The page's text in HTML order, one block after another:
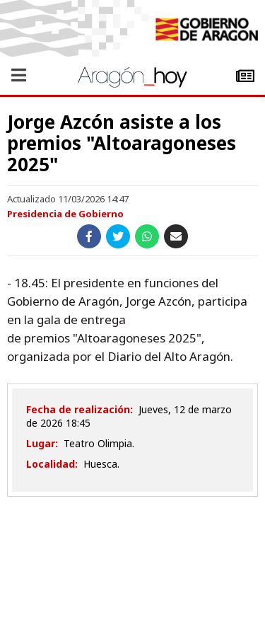
Jorge Azcón asiste a los
premios "Altoaragoneses
2025"
Actualizado 11/03/2026 14:47
Presidencia de Gobierno
- 18.45: El presidente en funciones del
Gobierno de Aragón, Jorge Azcón, participa
en la gala de entrega
de premios "Altoaragoneses 2025",
organizada por el Diario del Alto Aragón.
Fecha de realización: jueves, 12 de marzo
de 2026 18:45
Lugar: Teatro Olimpia.
Localidad: Huesca.